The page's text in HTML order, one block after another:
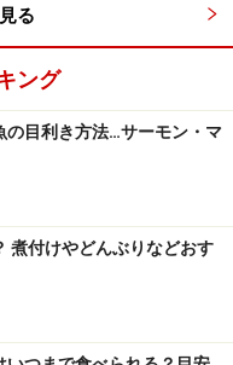
る
ング
の目利き方法…サーモン・マ
煮付けやどんぶりなどおす